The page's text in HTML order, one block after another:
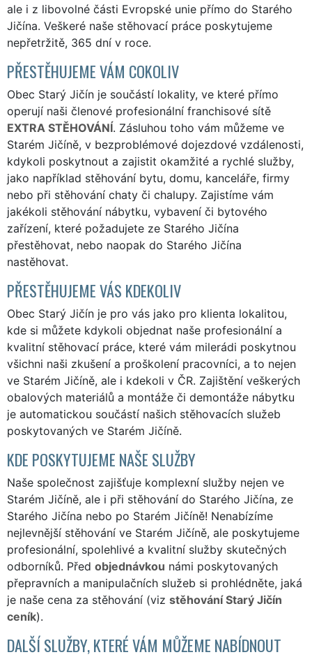
ale i z libovolné části Evropské unie přímo do Starého
Jičína. Veškeré naše stěhovací práce poskytujeme
nepřetržitě, 365 dní v roce.
PŘESTĚHUJEME VÁM COKOLIV
Obec Starý Jičín je součástí lokality, ve které přímo
operují naši členové profesionální franchisové sítě
EXTRA STĚHOVÁNÍ. Zásluhou toho vám můžeme ve
Starém Jičíně, v bezproblémové dojezdové vzdálenosti,
kdykoli poskytnout a zajistit okamžité a rychlé služby,
jako například stěhování bytu, domu, kanceláře, firmy
nebo při stěhování chaty či chalupy. Zajistíme vám
jakékoli stěhování nábytku, vybavení či bytového
zařízení, které požadujete ze Starého Jičína
přestěhovat, nebo naopak do Starého Jičína
nastěhovat.
PŘESTĚHUJEME VÁS KDEKOLIV
Obec Starý Jičín je pro vás jako pro klienta lokalitou,
kde si můžete kdykoli objednat naše profesionální a
kvalitní stěhovací práce, které vám milerádi poskytnou
všichni naši zkušení a proškolení pracovníci, a to nejen
ve Starém Jičíně, ale i kdekoli v ČR. Zajištění veškerých
obalových materiálů a montáže či demontáže nábytku
je automatickou součástí našich stěhovacích služeb
poskytovaných ve Starém Jičíně.
KDE POSKYTUJEME NAŠE SLUŽBY
Naše společnost zajišťuje komplexní služby nejen ve
Starém Jičíně, ale i při stěhování do Starého Jičína, ze
Starého Jičína nebo po Starém Jičíně! Nenabízíme
nejlevnější stěhování ve Starém Jičíně, ale poskytujeme
profesionální, spolehlivé a kvalitní služby skutečných
odborníků. Před objednávkou námi poskytovaných
přepravních a manipulačních služeb si prohlédněte, jaká
je naše cena za stěhování (viz stěhování Starý Jičín
ceník).
DALŠÍ SLUŽBY, KTERÉ VÁM MŮŽEME NABÍDNOUT